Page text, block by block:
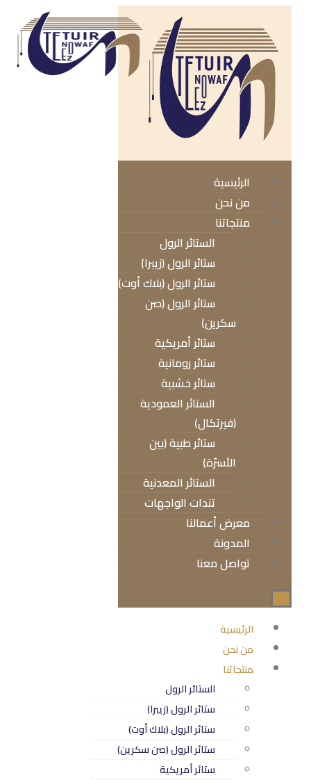
الرئيسية
من نحن
منتجاتنا
الستائر الرول
ستائر الرول (زيبرا)
ستائر الرول (بلاك أوت)
ستائر الرول (صن
سكرين)
ستائر أمريكية
ستائر رومانية
ستائر خشبية
الستائر العمودية
(فيرتكال)
ستائر طبية (بين
الأسرّة)
الستائر المعدنية
تندات الواجهات
معرض أعمالنا
المدونة
تواصل معنا
الرئيسية
من نحن
منتجاتنا
الستائر الرول
ستائر الرول (زيبرا)
ستائر الرول (بلاك أوت)
ستائر الرول (صن سكرين)
ستائر أمريكية